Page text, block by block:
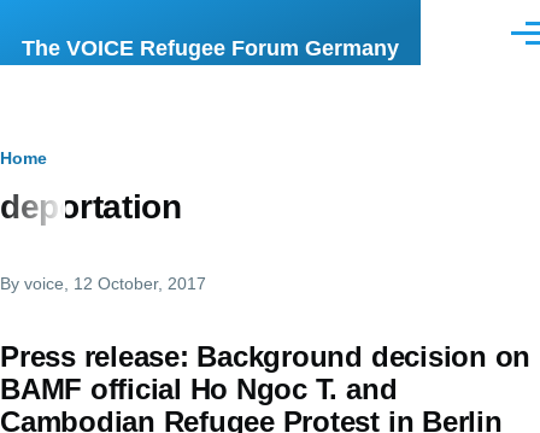
The VOICE Refugee Forum Germany
Breadcrumb
Home
deportation
By voice , 12 October, 2017
Press release: Background decision on
BAMF official Ho Ngoc T. and
Cambodian Refugee Protest in Berlin